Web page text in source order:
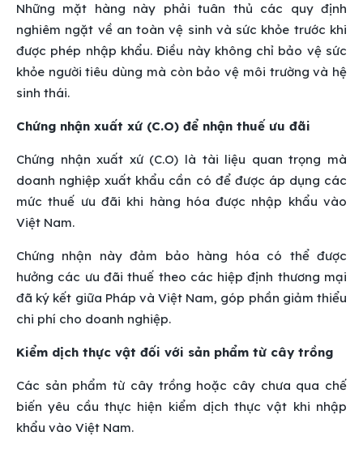
Những mặt hàng này phải tuân thủ các quy định
nghiêm ngặt về an toàn vệ sinh và sức khỏe trước khi
được phép nhập khẩu. Điều này không chỉ bảo vệ sức
khỏe người tiêu dùng mà còn bảo vệ môi trường và hệ
sinh thái.
Chứng nhận xuất xứ (C.O) để nhận thuế ưu đãi
Chứng nhận xuất xứ (C.O) là tài liệu quan trọng mà
doanh nghiệp xuất khẩu cần có để được áp dụng các
mức thuế ưu đãi khi hàng hóa được nhập khẩu vào
Việt Nam.
Chứng nhận này đảm bảo hàng hóa có thể được
hưởng các ưu đãi thuế theo các hiệp định thương mại
đã ký kết giữa Pháp và Việt Nam, góp phần giảm thiểu
chi phí cho doanh nghiệp.
Kiểm dịch thực vật đối với sản phẩm từ cây trồng
Các sản phẩm từ cây trồng hoặc cây chưa qua chế
biến yêu cầu thực hiện kiểm dịch thực vật khi nhập
khẩu vào Việt Nam.